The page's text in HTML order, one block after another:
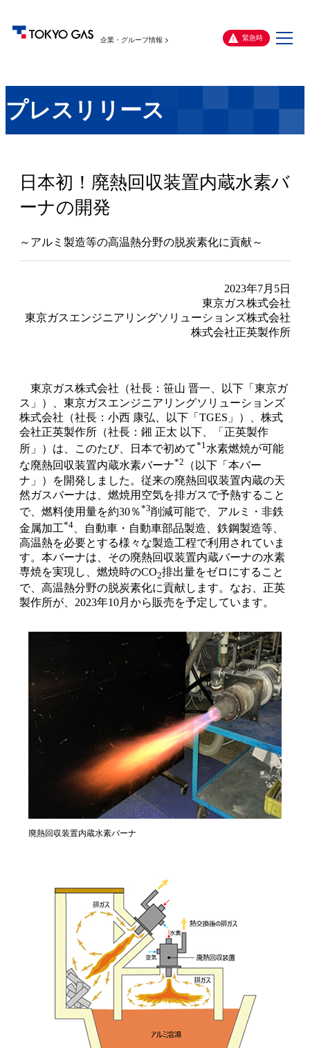
企業・グループ情報 緊急時
メ
プレスリリース
日本初！廃熱回収装置内蔵水素バ
ーナの開発
～アルミ製造等の高温熱分野の脱炭素化に貢献～
2023年7月5日
東京ガス株式会社
東京ガスエンジニアリングソリューションズ株式会社
株式会社正英製作所
東京ガス株式会社（社長：笹山 晋一、以下「東京ガ
ス」）、東京ガスエンジニアリングソリューションズ
株式会社（社長：小西 康弘、以下「TGES」）、株式
会社正英製作所（社長：鎺 正太 以下、「正英製作
所」）は、このたび、日本で初めて*1 水素燃焼が可能
な廃熱回収装置内蔵水素バーナ*2
（以下「本バー
ナ」）を開発しました。従来の廃熱回収装置内蔵の天
然ガスバーナは、燃焼用空気を排ガスで予熱すること
で、燃料使用量を約30％*3削減可能で、アルミ・非鉄
金属加工*4 、自動車・自動車部品製造、鉄鋼製造等、
高温熱を必要とする様々な製造工程で利用されていま
す。本バーナは、その廃熱回収装置内蔵バーナの水素
専焼を実現し、燃焼時のCO2排出量をゼロにすること
で、高温熱分野の脱炭素化に貢献します。なお、正英
製作所が、2023年10月から販売を予定しています。
廃熱回収装置内蔵水素バーナ